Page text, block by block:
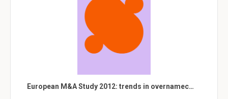
European M&A Study 2012: trends in overnamec…